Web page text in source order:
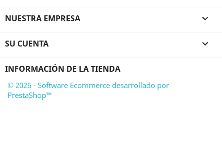
NUESTRA EMPRESA 
SU CUENTA 
INFORMACIÓN DE LA TIENDA
© 2026 - Software Ecommerce desarrollado por
PrestaShop™